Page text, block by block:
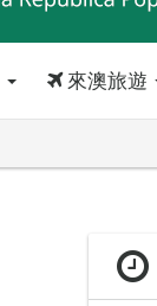
來澳旅遊